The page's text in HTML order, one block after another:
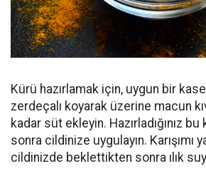
Kürü hazırlamak için, uygun bir
zerdeçalı koyarak üzerine macun
kadar süt ekleyin. Hazırladığınız
sonra cildinize uygulayın. Karışımı
cildinizde beklettikten sonra ılık